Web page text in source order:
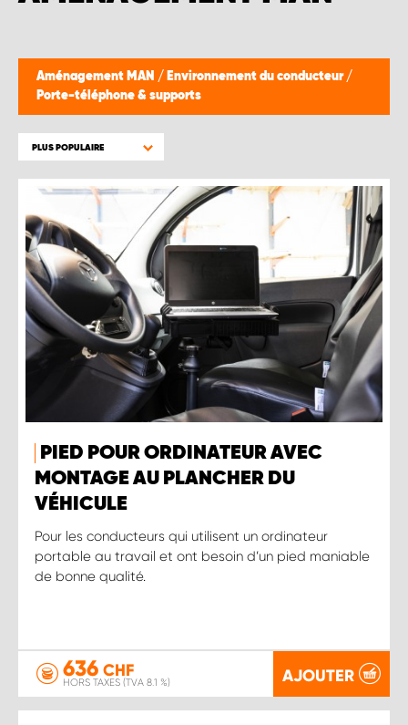
Aménagement MAN / Environnement du conducteur /
Porte-téléphone & supports
PLUS POPULAIRE
PIED POUR ORDINATEUR AVEC
MONTAGE AU PLANCHER DU
VÉHICULE
Pour les conducteurs qui utilisent un ordinateur
portable au travail et ont besoin d’un pied maniable
de bonne qualité.
636 CHF
HORS TAXES (TVA 8.1 %) AJOUTER